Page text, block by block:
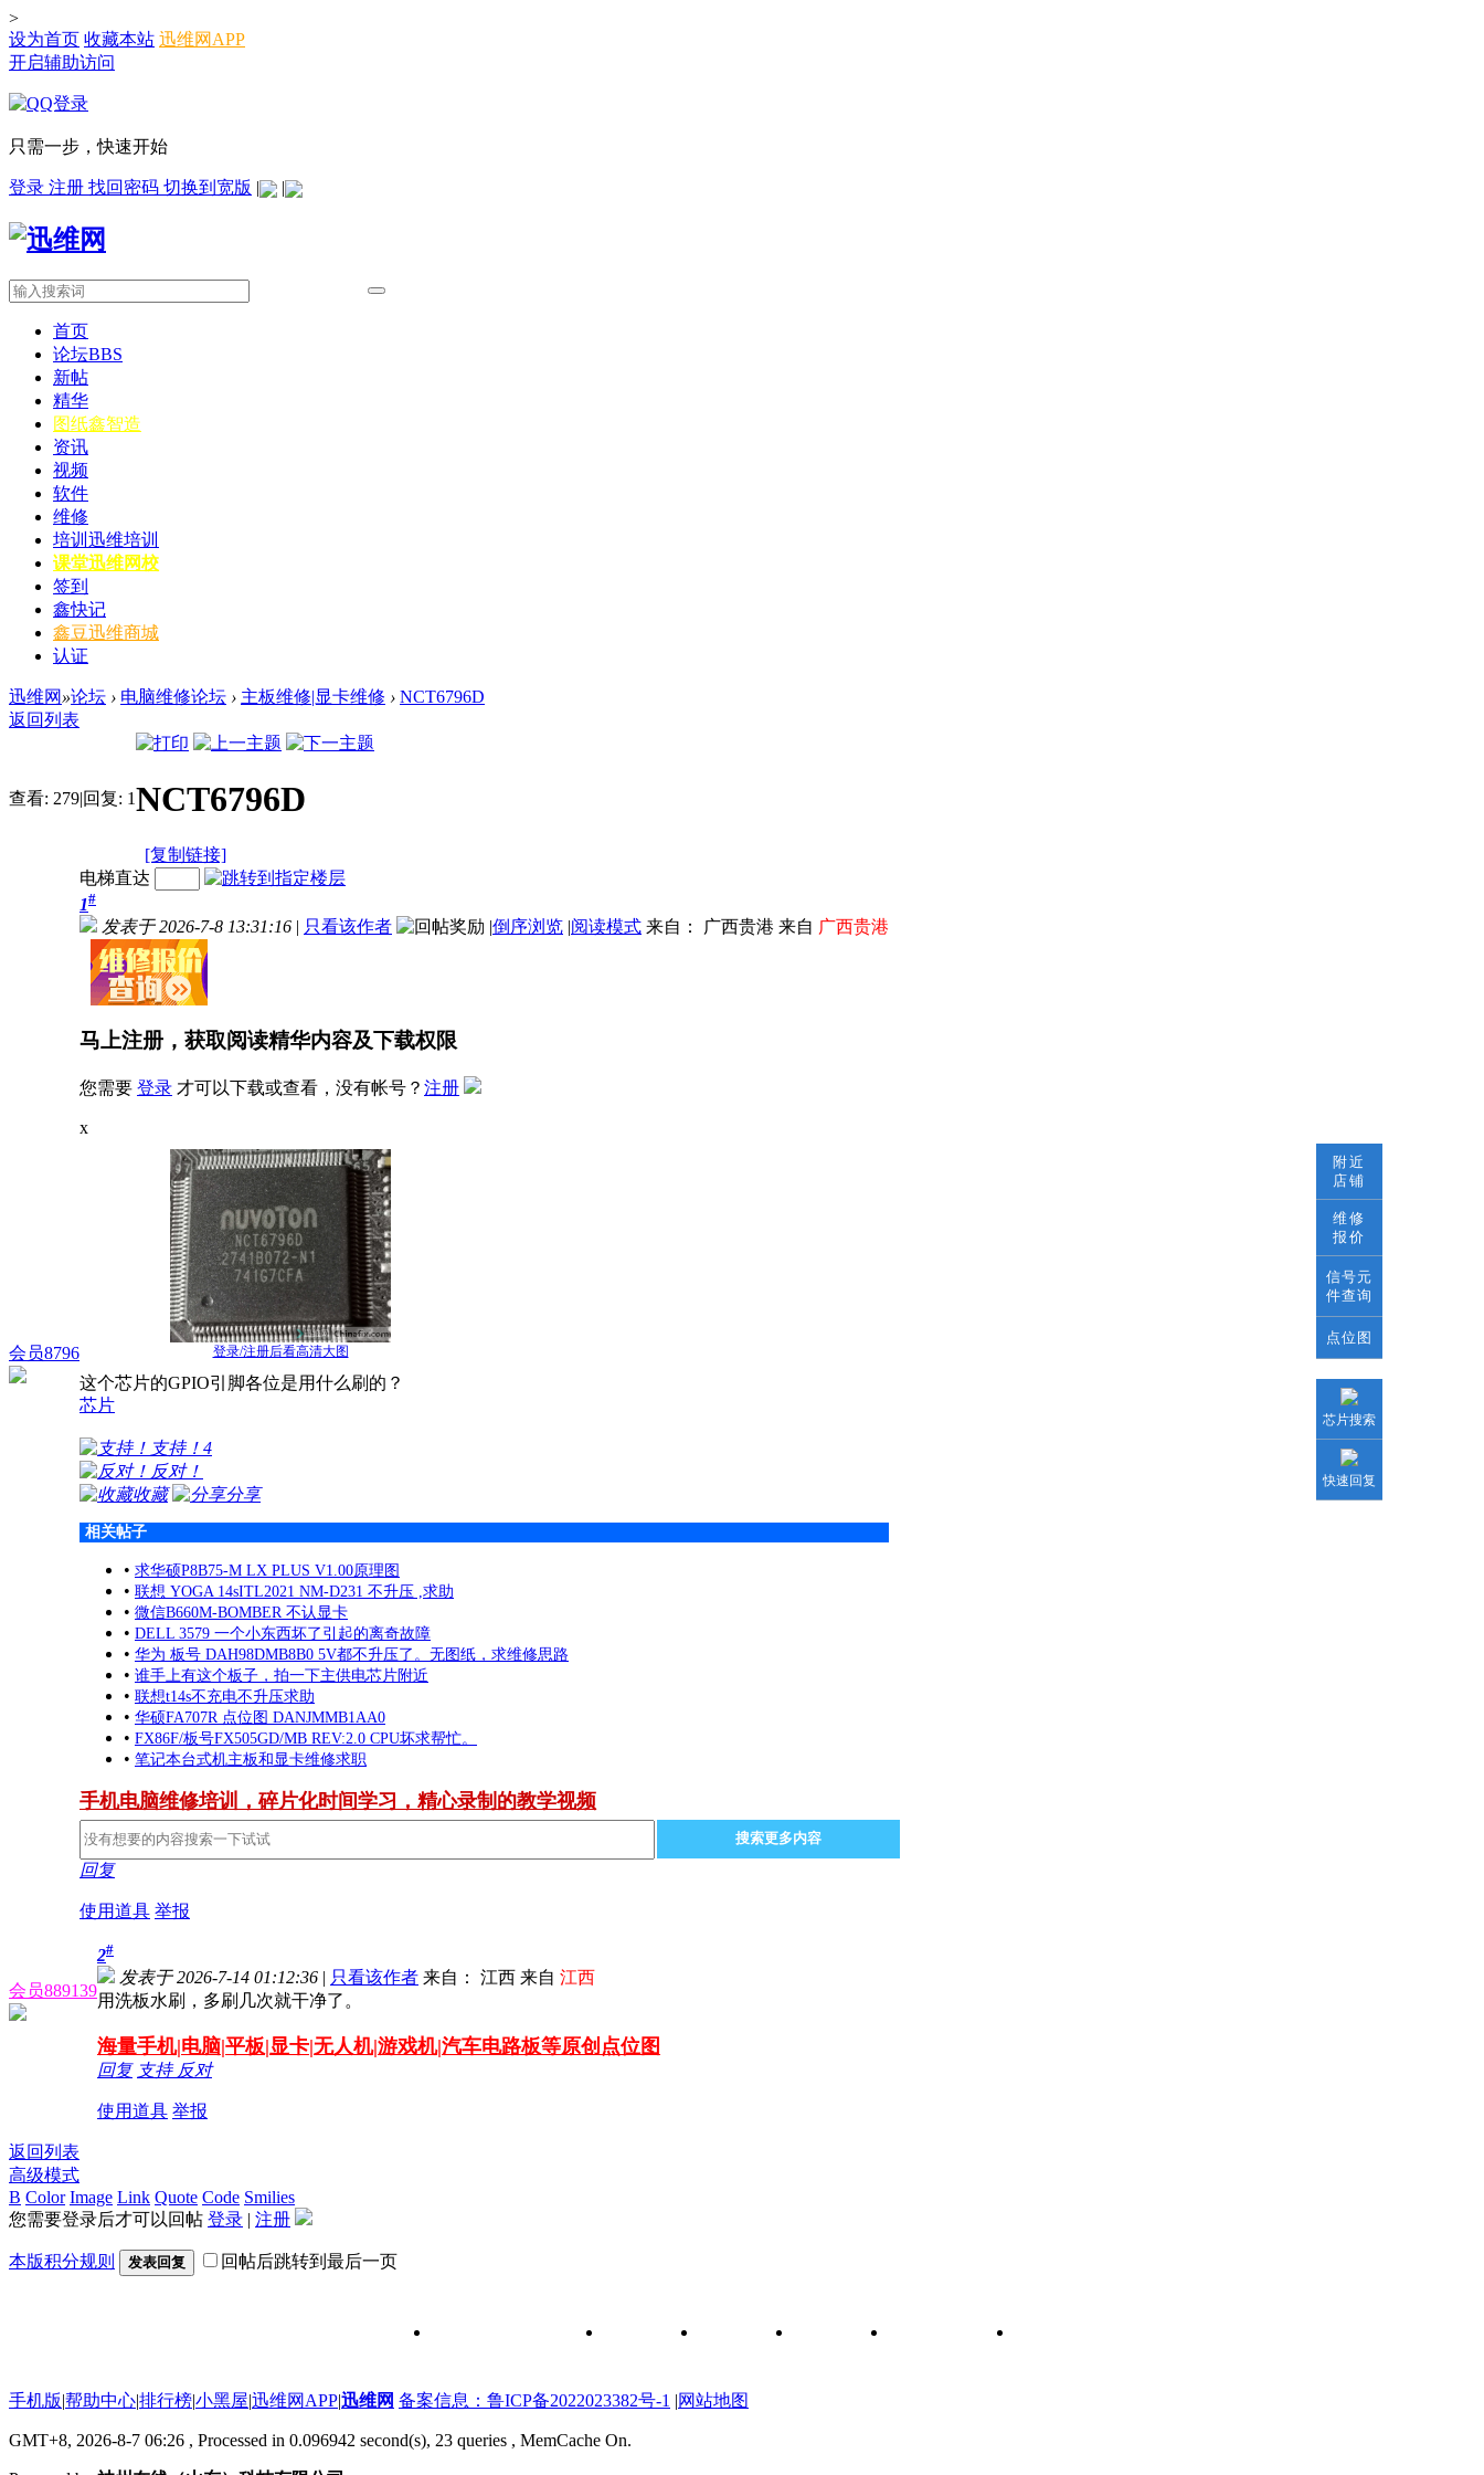
>
设为首页 收藏本站 迅维网APP
开启辅助访问
只需一步，快速开始
登录 注册 找回密码 切换到宽版 | |
首页
论坛BBS
新帖
精华
图纸鑫智造
资讯
视频
软件
维修
培训 迅维培训
课堂迅维网校
签到
鑫快记
鑫豆迅维商城
认证
迅维网 »论坛 › 电脑维修论坛 › 主板维修|显卡维修 › NCT6796D
返回列表
查看: 279|回复: 1NCT6796D
[复制链接]
会员8796
电梯直达
1#
发表于 2026-7-8 13:31:16 | 只看该作者 |倒序浏览 |阅读模式 来自： 广西贵港 来自 广西贵港
马上注册，获取阅读精华内容及下载权限
您需要 登录 才可以下载或查看，没有帐号？ 注册
x
登录/注册后看高清大图
这个芯片的GPIO引脚各位是用什么刷的？
芯片
支持！ 4
反对！
收藏
分享
相关帖子
• 求华硕P8B75-M LX PLUS V1.00原理图
• 联想 YOGA 14sITL2021 NM-D231 不升压 ,求助
• 微信B660M-BOMBER 不认显卡
• DELL 3579 一个小东西坏了引起的离奇故障
• 华为 板号 DAH98DMB8B0 5V都不升压了。无图纸，求维修思路
• 谁手上有这个板子，拍一下主供电芯片附近
• 联想t14s不充电不升压求助
• 华硕FA707R 点位图 DANJMMB1AA0
• FX86F/板号FX505GD/MB REV:2.0 CPU坏求帮忙。
• 笔记本台式机主板和显卡维修求职
手机电脑维修培训，碎片化时间学习，精心录制的教学视频
搜索更多内容
回复
使用道具 举报
会员889139
2#
发表于 2026-7-14 01:12:36 | 只看该作者 来自： 江西 来自 江西
用洗板水刷，多刷几次就干净了。
海量手机|电脑|平板|显卡|无人机|游戏机|汽车电路板等原创点位图
回复 支持 反对
使用道具 举报
返回列表
高级模式
B Color Image Link Quote Code Smilies
您需要登录后才可以回帖 登录 | 注册
本版积分规则 发表回复 回帖后跳转到最后一页
手机版|帮助中心|排行榜|小黑屋|迅维网APP|迅维网 备案信息：鲁ICP备2022023382号-1 |网站地图
GMT+8, 2026-8-7 06:26 , Processed in 0.096942 second(s), 23 queries , MemCache On.
附近
店铺
维修
报价
信号元
件查询
点位图
芯片搜索
快速回复